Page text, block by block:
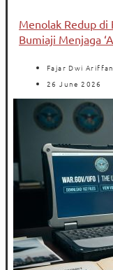
Menolak Redup di
Bumiaji Menjaga
Fajar Dwi
26 June 2026